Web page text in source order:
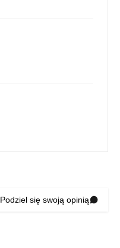
Podziel się swoją opinią